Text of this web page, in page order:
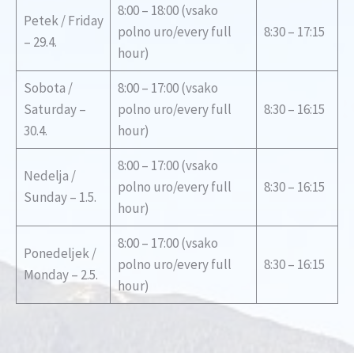
Petek / Friday
– 29.4.
8:00 – 18:00 (vsako
polno uro/every full
hour)
8:30 – 17:15
Sobota /
Saturday –
30.4.
8:00 – 17:00 (vsako
polno uro/every full
hour)
8:30 – 16:15
Nedelja /
Sunday – 1.5.
8:00 – 17:00 (vsako
polno uro/every full
hour)
8:30 – 16:15
Ponedeljek /
Monday – 2.5.
8:00 – 17:00 (vsako
polno uro/every full
hour)
8:30 – 16:15